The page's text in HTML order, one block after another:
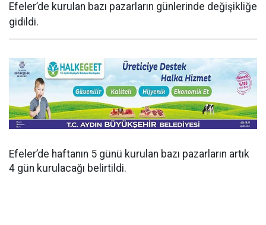
Efeler’de kurulan bazı pazarların günlerinde değişikliğe
gidildi.
Efeler’de haftanın 5 günü kurulan bazı pazarların artık
4 gün kurulacağı belirtildi.